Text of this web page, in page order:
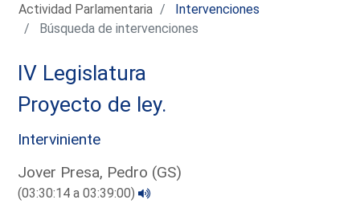
Actividad Parlamentaria
Intervenciones
Búsqueda de intervenciones
IV Legislatura
Proyecto de ley.
Interviniente
Jover Presa, Pedro (GS)
(03:30:14 a 03:39:00)